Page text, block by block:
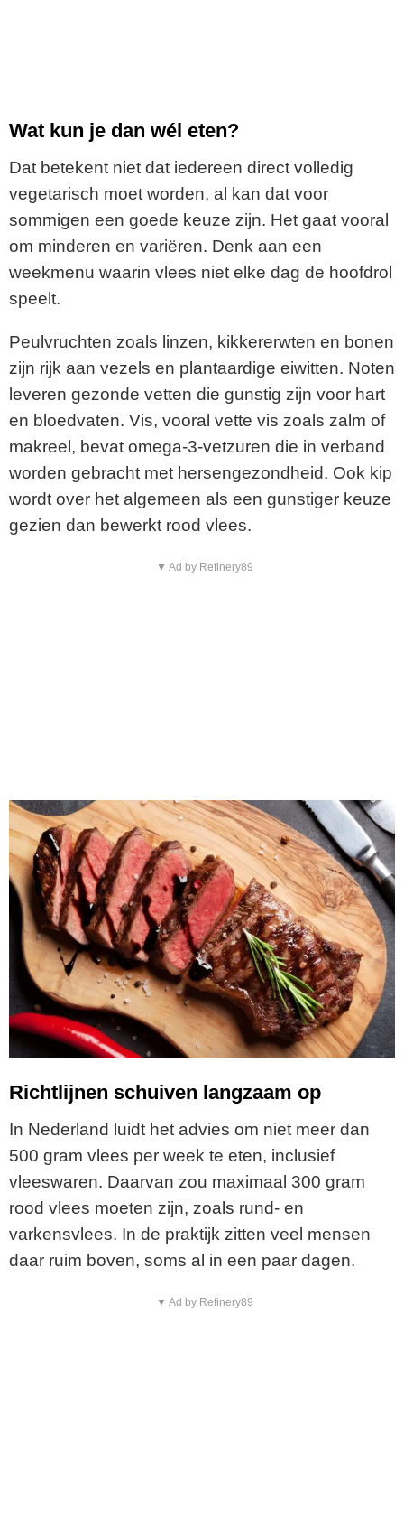
Wat kun je dan wél eten?
Dat betekent niet dat iedereen direct volledig
vegetarisch moet worden, al kan dat voor
sommigen een goede keuze zijn. Het gaat vooral
om minderen en variëren. Denk aan een
weekmenu waarin vlees niet elke dag de hoofdrol
speelt.
Peulvruchten zoals linzen, kikkererwten en bonen
zijn rijk aan vezels en plantaardige eiwitten. Noten
leveren gezonde vetten die gunstig zijn voor hart
en bloedvaten. Vis, vooral vette vis zoals zalm of
makreel, bevat omega-3-vetzuren die in verband
worden gebracht met hersengezondheid. Ook kip
wordt over het algemeen als een gunstiger keuze
gezien dan bewerkt rood vlees.
▼ Ad by Refinery89
Richtlijnen schuiven langzaam op
In Nederland luidt het advies om niet meer dan
500 gram vlees per week te eten, inclusief
vleeswaren. Daarvan zou maximaal 300 gram
rood vlees moeten zijn, zoals rund- en
varkensvlees. In de praktijk zitten veel mensen
daar ruim boven, soms al in een paar dagen.
▼ Ad by Refinery89